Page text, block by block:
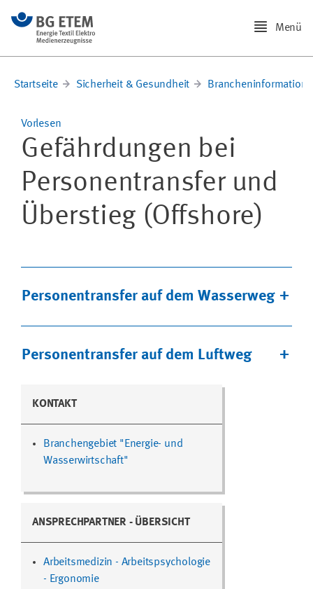
Menü
Startseite Sicherheit & Gesundheit
Vorlesen
Gefährdungen bei
Personentransfer und
Überstieg (Offshore)
Personentransfer auf dem Wasserweg
Personentransfer auf dem Luftweg
KONTAKT
Branchengebiet "Energie- und
Wasserwirtschaft"
ANSPRECHPARTNER - ÜBERSICHT
Arbeitsmedizin - Arbeitspsychologie
- Ergonomie